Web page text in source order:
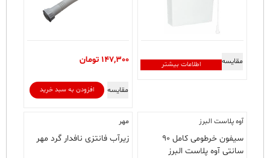
اطلاعات بیشتر مقایسه 147,300 تومان
افزودن به سبد خرید مقایسه
آوه پلاست البرز
سیفون خرطومی کامل ۹۰
سانتی آوه پلاست البرز
مهر
زیرآب فانتزی نافدار گرد مهر